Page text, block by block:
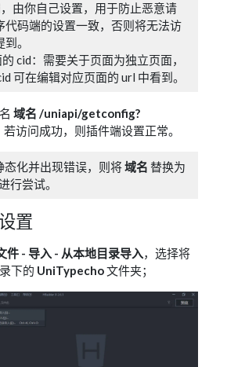
由你自己设置，用于防止恶意请
代码端的设置一致，否则将无法访
。
cid：需要关于页面为独立页面，
可在编辑对应页面的 url 中看到。
域名 /uniapi/getconfig?
若访问成功，则插件端设置正常。
态化并出现错误，则将域名 替换为
行尝试。
置
件 - 导入 - 从本地目录导入，选择将
下的 UniTypecho文件夹；